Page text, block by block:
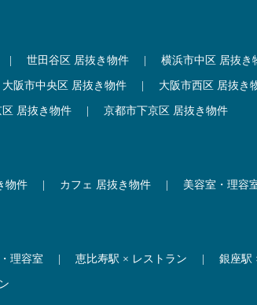
世田谷区 居抜き物件 横浜市中区 居抜き
大阪市中央区 居抜き物件 大阪市西区 居抜き
居抜き物件 京都市下京区 居抜き物件
物件 カフェ 居抜き物件 美容室・理容
理容室 恵比寿駅 × レストラン 銀座駅